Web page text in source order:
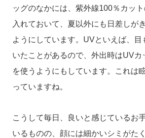
ッグのなかには、紫外線100％カッ
入れておいて、夏以外にも日差しが
ようにしています。UVといえば、目
いたことがあるので、外出時はUVカ
を使うようにもしています。これは
っていますね。
こうして毎日、良いと感じているお
いるものの、顔には細かいシミがた